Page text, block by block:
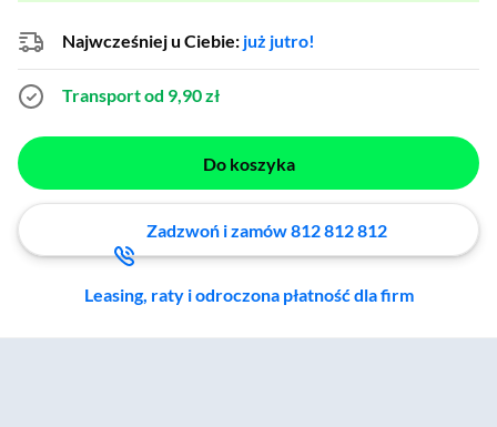
Najwcześniej u Ciebie: już jutro!
Transport od 9,90 zł
Do koszyka
Zadzwoń i zamów 812 812 812
Leasing, raty i odroczona płatność dla firm